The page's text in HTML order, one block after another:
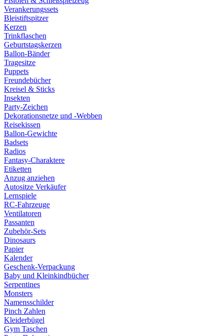
Verankerungssets
Bleistiftspitzer
Kerzen
Trinkflaschen
Geburtstagskerzen
Ballon-Bänder
Tragesitze
Puppets
Freundebücher
Kreisel & Sticks
Insekten
Party-Zeichen
Dekorationsnetze und -Webben
Reisekissen
Ballon-Gewichte
Badsets
Radios
Fantasy-Charaktere
Etiketten
Anzug anziehen
Autositze Verkäufer
Lernspiele
RC-Fahrzeuge
Ventilatoren
Passanten
Zubehör-Sets
Dinosaurs
Papier
Kalender
Geschenk-Verpackung
Baby und Kleinkindbücher
Serpentines
Monsters
Namensschilder
Pinch Zahlen
Kleiderbügel
Gym Taschen